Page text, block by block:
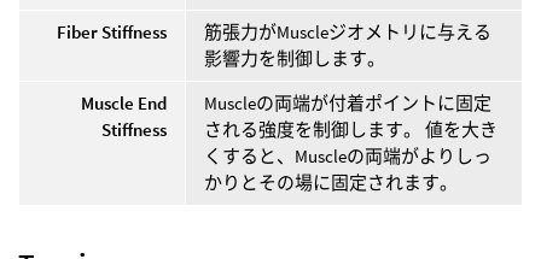
Fiber Stiffness
筋張力がMuscleジオメトリに与える
影響力を制御します。
Muscle End
Stiffness
Muscleの両端が付着ポイントに固定
される強度を制御します。 値を大き
くすると、Muscleの両端がよりしっ
かりとその場に固定されます。